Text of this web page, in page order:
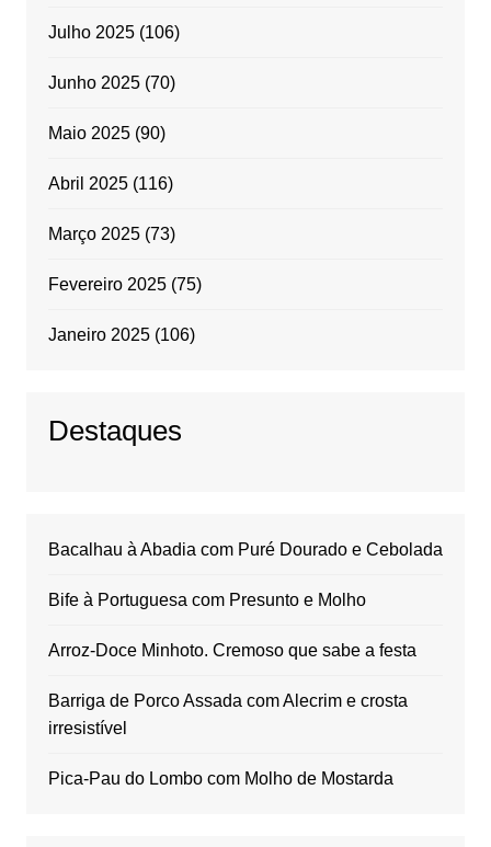
Julho 2025(106)
Junho 2025(70)
Maio 2025(90)
Abril 2025(116)
Março 2025(73)
Fevereiro 2025(75)
Janeiro 2025(106)
Destaques
Bacalhau à Abadia com Puré Dourado e Cebolada
Bife à Portuguesa com Presunto e Molho
Arroz-Doce Minhoto. Cremoso que sabe a festa
Barriga de Porco Assada com Alecrim e crosta
irresistível
Pica-Pau do Lombo com Molho de Mostarda